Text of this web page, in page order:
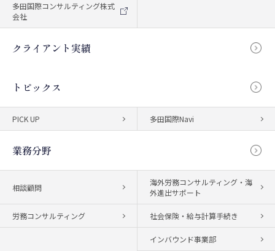
多田国際コンサルティング株式
会社
クライアント実績
トピックス
PICK UP 多田国際Navi
業務分野
相談顧問
海外労務コンサルティング・海
外進出サポート
労務コンサルティング 社会保険・給与計算手続き
インバウンド事業部